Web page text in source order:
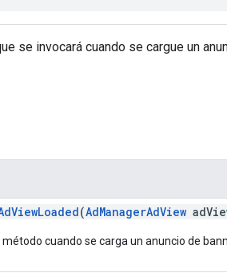
se invocará cuando se cargue un
(AdManagerAdView
cuando se carga un anuncio de